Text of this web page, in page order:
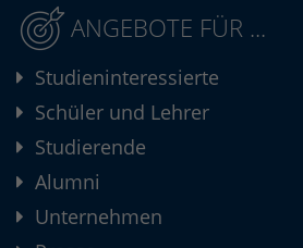
ANGEBOTE FÜR ...
Studieninteressierte
Schüler und Lehrer
Studierende
Alumni
Unternehmen